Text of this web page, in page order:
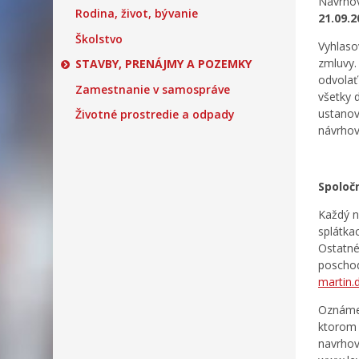
Rodina, život, bývanie
Školstvo
STAVBY, PRENÁJMY A POZEMKY
Zamestnanie v samospráve
Životné prostredie a odpady
všetky
Každý
ktorom